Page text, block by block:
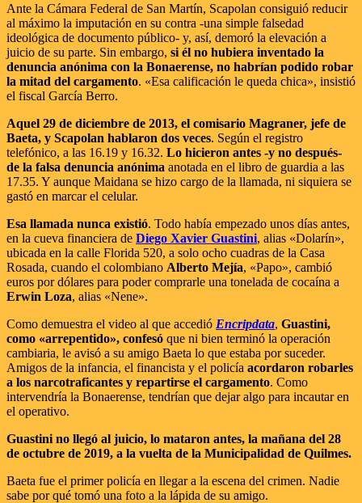
Ante la Cámara Federal de San Martín, Scapolan consiguió reducir
al máximo la imputación en su contra -una simple falsedad
ideológica de documento público- y, así, demoró la elevación a
juicio de su parte. Sin embargo, si él no hubiera inventado la
denuncia anónima con la Bonaerense, no habrían podido robar
la mitad del cargamento. «Esa calificación le queda chica», insistió
el fiscal García Berro.
Aquel 29 de diciembre de 2013, el comisario Magraner, jefe de
Baeta, y Scapolan hablaron dos veces. Según el registro
telefónico, a las 16.19 y 16.32. Lo hicieron antes -y no después-
de la falsa denuncia anónima anotada en el libro de guardia a las
17.35. Y aunque Maidana se hizo cargo de la llamada, ni siquiera se
gastó en marcar el celular.
Esa llamada nunca existió. Todo había empezado unos días antes,
en la cueva financiera de Diego Xavier Guastini, alias «Dolarín»,
ubicada en la calle Florida 520, a solo ocho cuadras de la Casa
Rosada, cuando el colombiano Alberto Mejía, «Papo», cambió
euros por dólares para poder comprarle una tonelada de cocaína a
Erwin Loza, alias «Nene».
Como demuestra el video al que accedió Encripdata, Guastini,
como «arrepentido», confesó que ni bien terminó la operación
cambiaria, le avisó a su amigo Baeta lo que estaba por suceder.
Amigos de la infancia, el financista y el policía acordaron robarles
a los narcotraficantes y repartirse el cargamento. Como
intervendría la Bonaerense, tendrían que dejar algo para incautar en
el operativo.
Guastini no llegó al juicio, lo mataron antes, la mañana del 28
de octubre de 2019, a la vuelta de la Municipalidad de Quilmes.
Baeta fue el primer policía en llegar a la escena del crimen. Nadie
sabe por qué tomó una foto a la lápida de su amigo.